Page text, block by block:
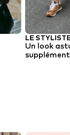
LE
Un look